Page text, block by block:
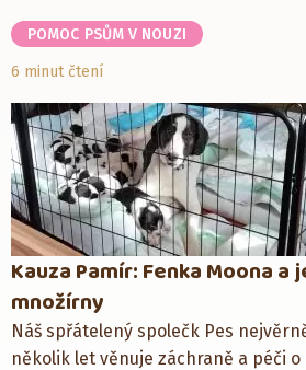
POMOC PSŮM V NOUZI
6 minut čtení
Kauza Pamír: Fenka Moona
množírny
Náš spřátelený společk Pes
několik let věnuje záchraně a péči o